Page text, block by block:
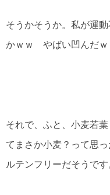
そうかそうか。私が運
かｗｗ やばい凹んだｗ
それで、ふと、小麦若
てまさか小麦？って思
ルテンフリーだそうです